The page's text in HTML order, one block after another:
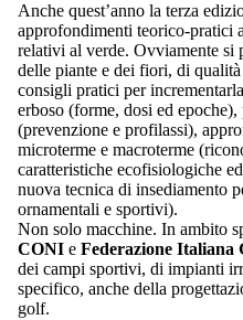
Anche quest’anno la terza
approfondimenti teorico-pratici
relativi al verde. Ovviamente si
delle piante e dei fiori, di
consigli pratici per
erboso (forme, dosi ed
(prevenzione e profilassi),
microterme e macroterme
caratteristiche ecofisiologiche
nuova tecnica di insediamento
ornamentali e sportivi).
Non solo macchine. In ambito
CONI e Federazione Italiana
dei campi sportivi, di impianti
specifico, anche della
golf.